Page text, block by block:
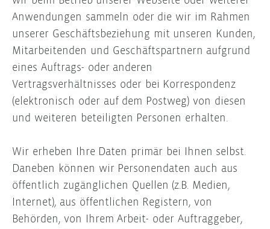
Anwendungen sammeln oder die wir im Rahmen
unserer Geschäftsbeziehung mit unseren Kunden,
Mitarbeitenden und Geschäftspartnern aufgrund
eines Auftrags- oder anderen
Vertragsverhältnisses oder bei Korrespondenz
(elektronisch oder auf dem Postweg) von diesen
und weiteren beteiligten Personen erhalten.
Wir erheben Ihre Daten primär bei Ihnen selbst.
Daneben können wir Personendaten auch aus
öffentlich zugänglichen Quellen (z.B. Medien,
Internet), aus öffentlichen Registern, von
Behörden, von Ihrem Arbeit- oder Auftraggeber,